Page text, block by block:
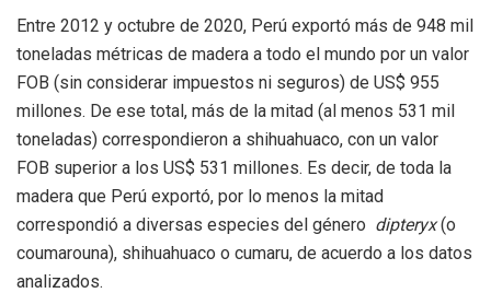
Entre 2012 y octubre de 2020, Perú exportó más de 948 mil
toneladas métricas de madera a todo el mundo por un valor
FOB (sin considerar impuestos ni seguros) de US$ 955
millones. De ese total, más de la mitad (al menos 531 mil
toneladas) correspondieron a shihuahuaco, con un valor
FOB superior a los US$ 531 millones. Es decir, de toda la
madera que Perú exportó, por lo menos la mitad
correspondió a diversas especies del género dipteryx(o
coumarouna), shihuahuaco o cumaru, de acuerdo a los datos
analizados.